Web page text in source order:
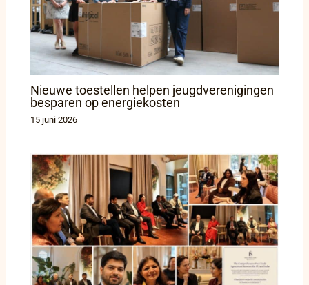
Nieuwe toestellen helpen jeugdverenigingen
besparen op energiekosten
15 juni 2026